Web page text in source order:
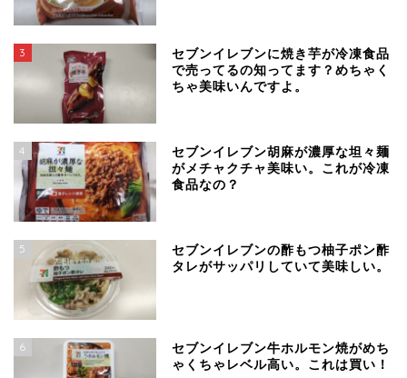
3
セブンイレブンに焼き芋が冷凍食品
で売ってるの知ってます？めちゃく
ちゃ美味いんですよ。
4
セブンイレブン胡麻が濃厚な坦々麺
がメチャクチャ美味い。これが冷凍
食品なの？
5
セブンイレブンの酢もつ柚子ポン酢
タレがサッパリしていて美味しい。
6
セブンイレブン牛ホルモン焼がめち
ゃくちゃレベル高い。これは買い！